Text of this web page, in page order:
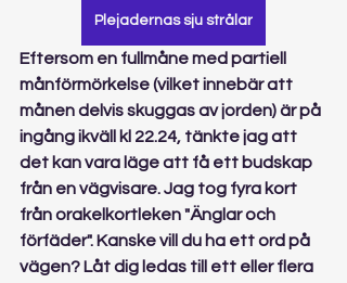
Plejadernas sju strålar
Eftersom en fullmåne med partiell
månförmörkelse (vilket innebär att
månen delvis skuggas av jorden) är på
ingång ikväll kl 22.24, tänkte jag att
det kan vara läge att få ett budskap
från en vägvisare. Jag tog fyra kort
från orakelkortleken "Änglar och
förfäder". Kanske vill du ha ett ord på
vägen? Låt dig ledas till ett eller flera